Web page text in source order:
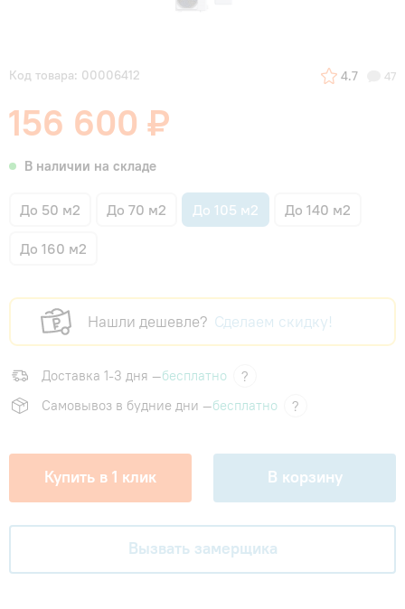
Код товара: 00006412 4.7 47
156 600 ₽
В наличии на складе
До 50 м2 До 70 м2 До 105 м2 До 140 м2
До 160 м2
Нашли дешевле? Сделаем скидку!
Доставка 1-3 дня —бесплатно
?
Самовывоз в будние дни —бесплатно ?
Купить в 1 клик В корзину
Вызвать замерщика